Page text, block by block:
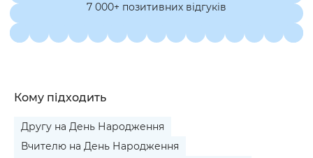
7 000+ позитивних відгуків
Кому підходить
Другу на День Народження
Вчителю на День Народження